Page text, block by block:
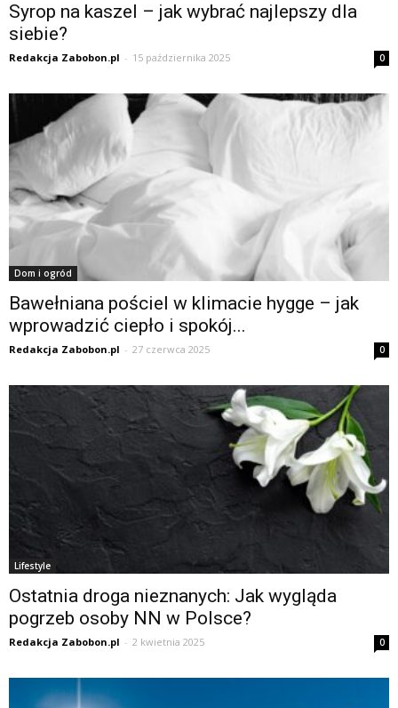
Syrop na kaszel – jak wybrać najlepszy dla
siebie?
Redakcja Zabobon.pl - 15 października 2025 0
Dom i ogród
Bawełniana pościel w klimacie hygge – jak
wprowadzić ciepło i spokój...
Redakcja Zabobon.pl - 27 czerwca 2025 0
Lifestyle
Ostatnia droga nieznanych: Jak wygląda
pogrzeb osoby NN w Polsce?
Redakcja Zabobon.pl - 2 kwietnia 2025 0